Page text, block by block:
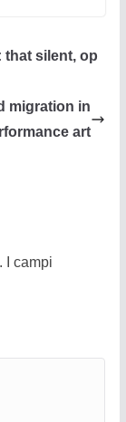
that silent, op
migration in
art
I campi